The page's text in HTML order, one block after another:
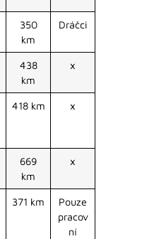
350
km
Dráčci
438
km
x
418 km x
669
km
x
371 km
Pouze
pracov
ní